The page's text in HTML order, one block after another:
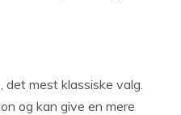
det mest klassiske valg.
og kan give en mere